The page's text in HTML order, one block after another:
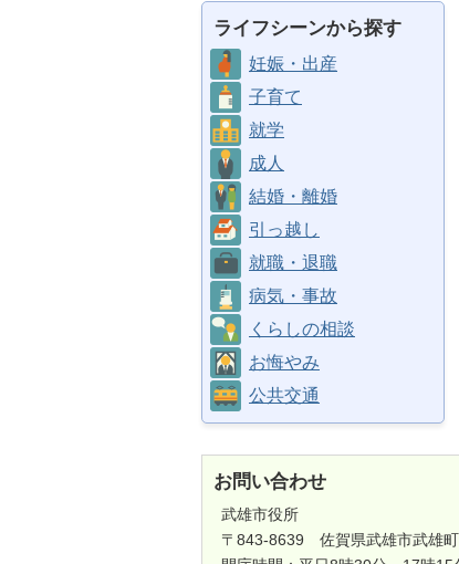
ライフシーンから探す
妊娠・出産
子育て
就学
成人
結婚・離婚
引っ越し
就職・退職
病気・事故
くらしの相談
お悔やみ
公共交通
お問い合わせ
武雄市役所
〒843-8639 佐賀県武雄市武雄